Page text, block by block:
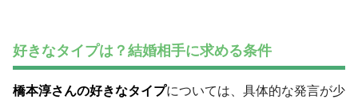
好きなタイプは？結婚相手に求める条件
橋本淳さんの好きなタイプについては、具体的な発言が少